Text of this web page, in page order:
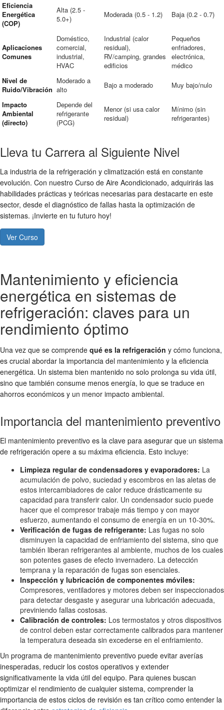
Eficiencia
Energética
(COP)
Alta (2.5 -
5.0+)
Moderada (0.5 - 1.2) Baja (0.2 - 0.7)
Aplicaciones
Comunes
Doméstico,
comercial,
industrial,
HVAC
Industrial (calor
residual),
RV/camping, grandes
edificios
Pequeños
enfriadores,
electrónica,
médico
Nivel de
Ruido/Vibración
Moderado a
alto
Bajo a moderado Muy bajo/nulo
Impacto
Ambiental
(directo)
Depende del
refrigerante
(PCG)
Menor (si usa calor
residual)
Mínimo (sin
refrigerantes)
Lleva tu Carrera al Siguiente Nivel
La industria de la refrigeración y climatización está en constante
evolución. Con nuestro Curso de Aire Acondicionado, adquirirás las
habilidades prácticas y teóricas necesarias para destacarte en este
sector, desde el diagnóstico de fallas hasta la optimización de
sistemas. ¡Invierte en tu futuro hoy!
Ver Curso
Mantenimiento y eficiencia
energética en sistemas de
refrigeración: claves para un
rendimiento óptimo
Una vez que se comprende qué es la refrigeración y cómo funciona,
es crucial abordar la importancia del mantenimiento y la eficiencia
energética. Un sistema bien mantenido no solo prolonga su vida útil,
sino que también consume menos energía, lo que se traduce en
ahorros económicos y un menor impacto ambiental.
Importancia del mantenimiento preventivo
El mantenimiento preventivo es la clave para asegurar que un sistema
de refrigeración opere a su máxima eficiencia. Esto incluye:
Limpieza regular de condensadores y evaporadores: La
acumulación de polvo, suciedad y escombros en las aletas de
estos intercambiadores de calor reduce drásticamente su
capacidad para transferir calor. Un condensador sucio puede
hacer que el compresor trabaje más tiempo y con mayor
esfuerzo, aumentando el consumo de energía en un 10-30%.
Verificación de fugas de refrigerante: Las fugas no solo
disminuyen la capacidad de enfriamiento del sistema, sino que
también liberan refrigerantes al ambiente, muchos de los cuales
son potentes gases de efecto invernadero. La detección
temprana y la reparación de fugas son esenciales.
Inspección y lubricación de componentes móviles:
Compresores, ventiladores y motores deben ser inspeccionados
para detectar desgaste y asegurar una lubricación adecuada,
previniendo fallas costosas.
Calibración de controles: Los termostatos y otros dispositivos
de control deben estar correctamente calibrados para mantener
la temperatura deseada sin excederse en el enfriamiento.
Un programa de mantenimiento preventivo puede evitar averías
inesperadas, reducir los costos operativos y extender
significativamente la vida útil del equipo. Para quienes buscan
optimizar el rendimiento de cualquier sistema, comprender la
importancia de estos ciclos de revisión es tan crítico como entender la